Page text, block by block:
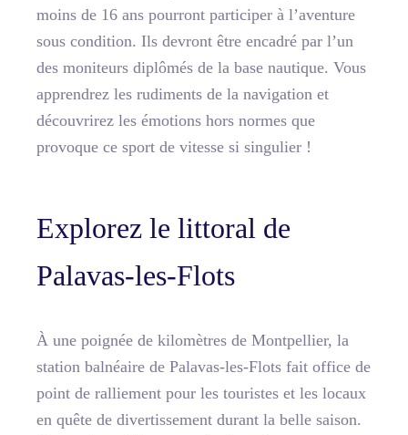
moins de 16 ans pourront participer à l’aventure
sous condition. Ils devront être encadré par l’un
des moniteurs diplômés de la base nautique. Vous
apprendrez les rudiments de la navigation et
découvrirez les émotions hors normes que
provoque ce sport de vitesse si singulier !
Explorez le littoral de
Palavas-les-Flots
À une poignée de kilomètres de Montpellier, la
station balnéaire de Palavas-les-Flots fait office de
point de ralliement pour les touristes et les locaux
en quête de divertissement durant la belle saison.